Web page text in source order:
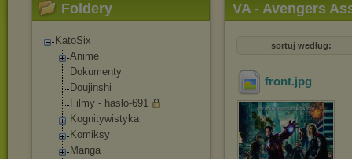
Foldery
KatoSix
Anime
Dokumenty
Doujinshi
Filmy - hasło-691
Kognitywistyka
Komiksy
Manga
VA - Avengers
sortuj według:
front.jpg